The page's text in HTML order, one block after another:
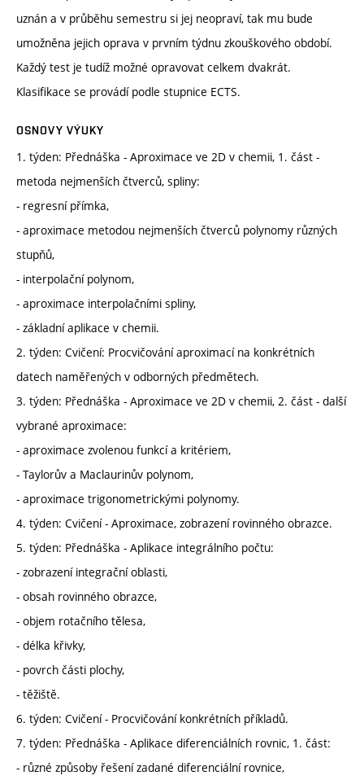
uznán a v průběhu semestru si jej neopraví, tak mu bude
umožněna jejich oprava v prvním týdnu zkouškového období.
Každý test je tudíž možné opravovat celkem dvakrát.
Klasifikace se provádí podle stupnice ECTS.
OSNOVY VÝUKY
1. týden: Přednáška - Aproximace ve 2D v chemii, 1. část -
metoda nejmenších čtverců, spliny:
- regresní přímka,
- aproximace metodou nejmenších čtverců polynomy různých
stupňů,
- interpolační polynom,
- aproximace interpolačními spliny,
- základní aplikace v chemii.
2. týden: Cvičení: Procvičování aproximací na konkrétních
datech naměřených v odborných předmětech.
3. týden: Přednáška - Aproximace ve 2D v chemii, 2. část - další
vybrané aproximace:
- aproximace zvolenou funkcí a kritériem,
- Taylorův a Maclaurinův polynom,
- aproximace trigonometrickými polynomy.
4. týden: Cvičení - Aproximace, zobrazení rovinného obrazce.
5. týden: Přednáška - Aplikace integrálního počtu:
- zobrazení integrační oblasti,
- obsah rovinného obrazce,
- objem rotačního tělesa,
- délka křivky,
- povrch části plochy,
- těžiště.
6. týden: Cvičení - Procvičování konkrétních příkladů.
7. týden: Přednáška - Aplikace diferenciálních rovnic, 1. část:
- různé způsoby řešení zadané diferenciální rovnice,